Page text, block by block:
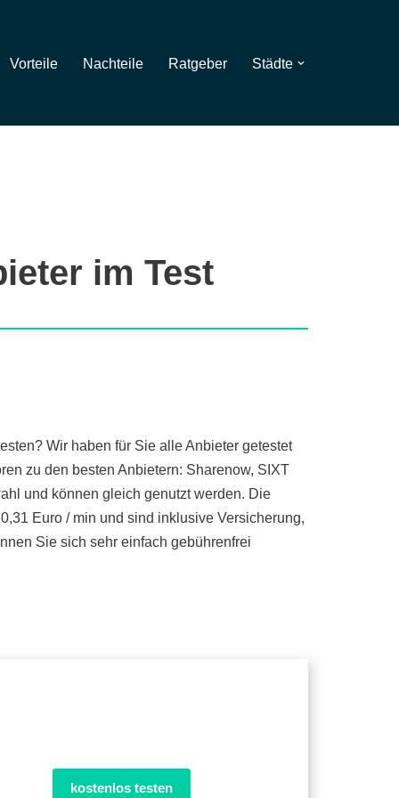
Vorteile Nachteile Ratgeber Städte
im Test
Wir haben für Sie alle Anbieter getestet
zu den besten Anbietern: Sharenow, SIXT
und können gleich genutzt werden. Die
Euro / min und sind inklusive Versicherung,
Sie sich sehr einfach gebührenfrei
kostenlos testen